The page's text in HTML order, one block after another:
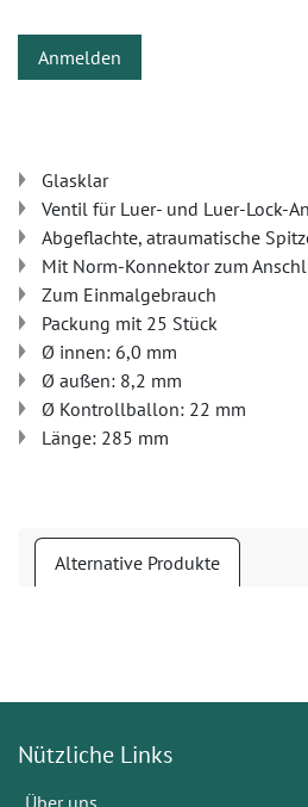
Anmelden
Glasklar
Ventil für Luer- und Luer-Lock-
Abgeflachte, atraumatische
Mit Norm-Konnektor zum
Zum Einmalgebrauch
Packung mit 25 Stück
Ø innen: 6,0 mm
Ø außen: 8,2 mm
Ø Kontrollballon: 22 mm
Länge: 285 mm
Alternative Produkte
Nützliche Links
Über uns